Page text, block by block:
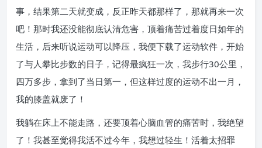
事，结果第二天就变成，反正昨天都那样了，那就再来一次
吧！那时我还没能彻底认清危害，顶着痛苦过着度日如年的
生活，后来听说运动可以降压，我便下载了运动软件，开始
了与人攀比步数的日子，记得最疯狂一次，我步行30公里，
四万多步，拿到了当日第一，但这样过度的运动不出一月，
我的膝盖就废了！
我躺在床上不能走路，还要顶着心脑血管的痛苦时，我绝望
了！我甚至觉得我活不过今年，我想过轻生！活着太招罪